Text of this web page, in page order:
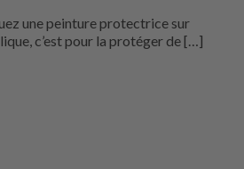
une peinture protectrice sur
c’est pour la protéger de […]